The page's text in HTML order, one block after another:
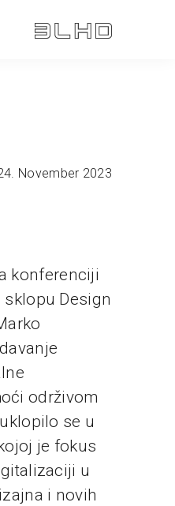
November 2023
konferenciji
Design
održivom
se u
je fokus
u
i novih